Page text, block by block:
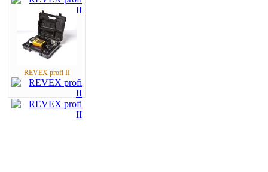
REVEX profi II